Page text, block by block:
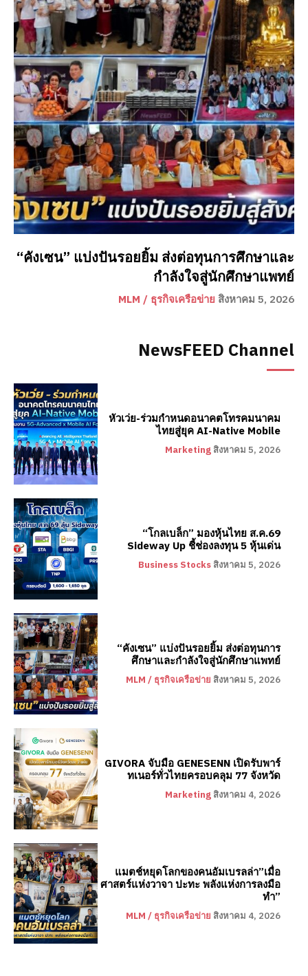
“คังเซน” แบ่งปันรอยยิ้ม ส่งต่อทุนการศึกษาและ
กำลังใจสู่นักศึกษาแพทย์
MLM / ธุรกิจเครือข่าย สิงหาคม 5, 2026
NewsFEED Channel
หัวเว่ย-ร่วมกำหนดอนาคตโทรคมนาคม
ไทยสู่ยุค AI-Native Mobile
Marketing สิงหาคม 5, 2026
“โกลเบล็ก” มองหุ้นไทย ส.ค.69
Sideway Up ชี้ช่องลงทุน 5 หุ้นเด่น
Business Stocks สิงหาคม 5, 2026
“คังเซน” แบ่งปันรอยยิ้ม ส่งต่อทุนการ
ศึกษาและกำลังใจสู่นักศึกษาแพทย์
MLM / ธุรกิจเครือข่าย สิงหาคม 5, 2026
GIVORA จับมือ GENESENN เปิดรับพาร์
ทเนอร์ทั่วไทยครอบคลุม 77 จังหวัด
Marketing สิงหาคม 4, 2026
แมตช์หยุดโลกของคนอัมเบรลล่า”เมื่อ
ศาสตร์แห่งวาจา ปะทะ พลังแห่งการลงมือ
ทำ”
MLM / ธุรกิจเครือข่าย สิงหาคม 4, 2026